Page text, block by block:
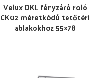
Velux DKL fényzáró roló
CK02 méretkódú tetőtéri
ablakokhoz 55×78